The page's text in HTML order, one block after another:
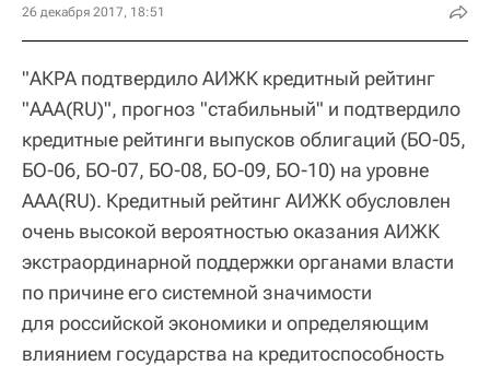
26 декабря 2017, 18:51
"АКРА подтвердило АИЖК кредитный рейтинг
"AAA(RU)", прогноз "стабильный" и подтвердило
кредитные рейтинги выпусков облигаций (БО-05,
БО-06, БО-07, БО-08, БО-09, БО-10) на уровне
AAA(RU). Кредитный рейтинг АИЖК обусловлен
очень высокой вероятностью оказания АИЖК
экстраординарной поддержки органами власти
по причине его системной значимости
для российской экономики и определяющим
влиянием государства на кредитоспособность